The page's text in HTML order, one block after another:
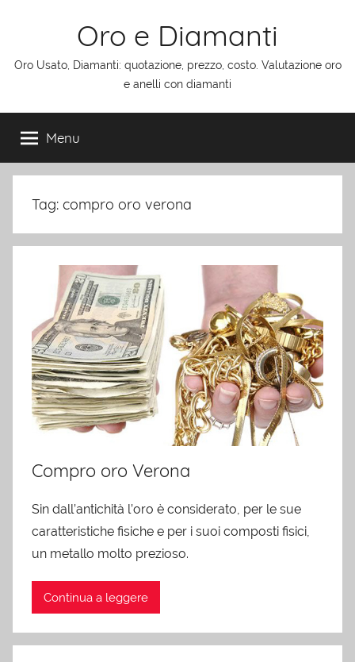
Oro e Diamanti
Oro Usato, Diamanti: quotazione, prezzo, costo. Valutazione oro
e anelli con diamanti
Menu
Tag: compro oro verona
Compro oro Verona
Sin dall’antichità l’oro è considerato, per le sue
caratteristiche fisiche e per i suoi composti fisici,
un metallo molto prezioso.
Continua a leggere